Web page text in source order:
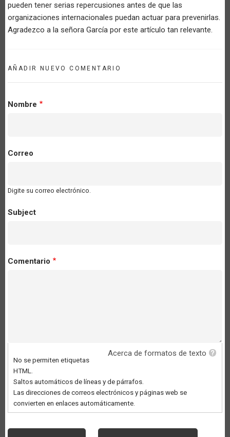
pueden tener serias repercusiones antes de que las
organizaciones internacionales puedan actuar para prevenirlas.
Agradezco a la señora García por este artículo tan relevante.
AÑADIR NUEVO COMENTARIO
Nombre
Correo
Digite su correo electrónico.
Subject
Comentario
Acerca de formatos de texto
No se permiten etiquetas
HTML.
Saltos automáticos de líneas y de párrafos.
Las direcciones de correos electrónicos y páginas web se
convierten en enlaces automáticamente.